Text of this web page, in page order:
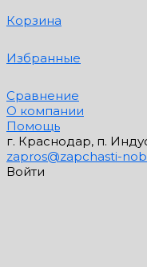
Корзина
Избранные
Сравнение
О компании
Помощь
г. Краснодар, п.
zapros@zapchasti-
Войти